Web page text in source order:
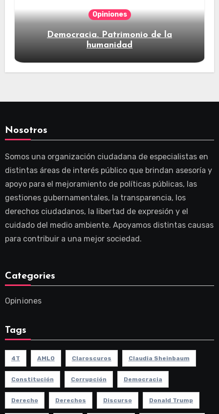
Opiniones
Democracia. Patrimonio de la
humanidad
Nosotros
Somos una organización ciudadana de especialistas en
distintas áreas de interés público que brindan asesoría y
apoyo para el mejoramiento de políticas públicas, las
gestiones gubernamentales, la transparencia, los
derechos ciudadanos, la libertad de expresión y el
cuidado del medio ambiente. Apoyamos distintas causas
para contribuir a una mejor sociedad.
Categories
Opiniones
Tags
4T AMLO Claroscuros Claudia Sheinbaum
Constitución Corrupción Democracia
Derecho Derechos Discurso Donald Trump